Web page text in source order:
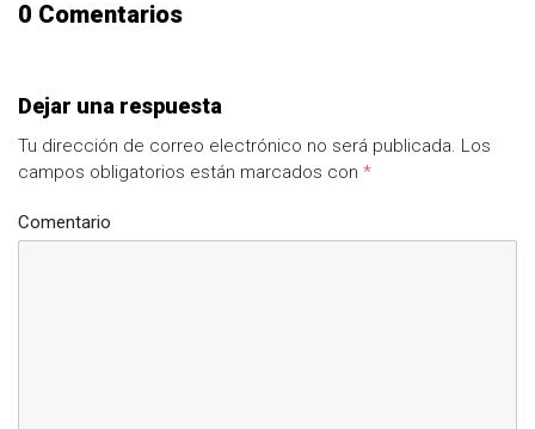
0 Comentarios
Dejar una respuesta
Tu dirección de correo electrónico no será publicada. Los
campos obligatorios están marcados con *
Comentario